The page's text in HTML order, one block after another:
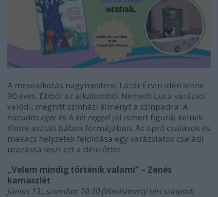
A mesealkotás nagymestere, Lázár Ervin idén lenne
90 éves. Ebből az alkalomból Németh Luca varázsol
valódi, meghitt színházi élményt a színpadra:A
hazudós egér ésA két reggeljól ismert figurái kelnek
életre asztali bábok formájában. Az apró csalások és
makacs helyzetek feloldása egy varázslatos családi
utazássá teszi ezt a délelőttöt.
„Velem mindig történik valami” – Zenés
kamaszlét
Június 13., szombat 10:30 (Vörösmarty téri színpad)